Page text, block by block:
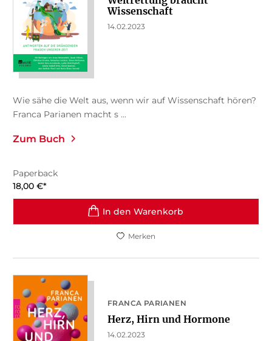
Wissenschaft
14.02.2023
Wie sähe die Welt aus, wenn wir auf Wissenschaft hören?
Franca Parianen macht s ...
Zum Buch
Paperback
18,00 €*
In den Warenkorb
Merken
FRANCA PARIANEN
Herz, Hirn und Hormone
14.02.2023